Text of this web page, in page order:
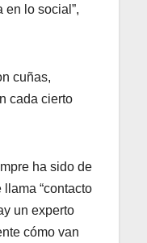
en lo social”,
cuñas,
cada cierto
ha sido de
“contacto
un experto
cómo van